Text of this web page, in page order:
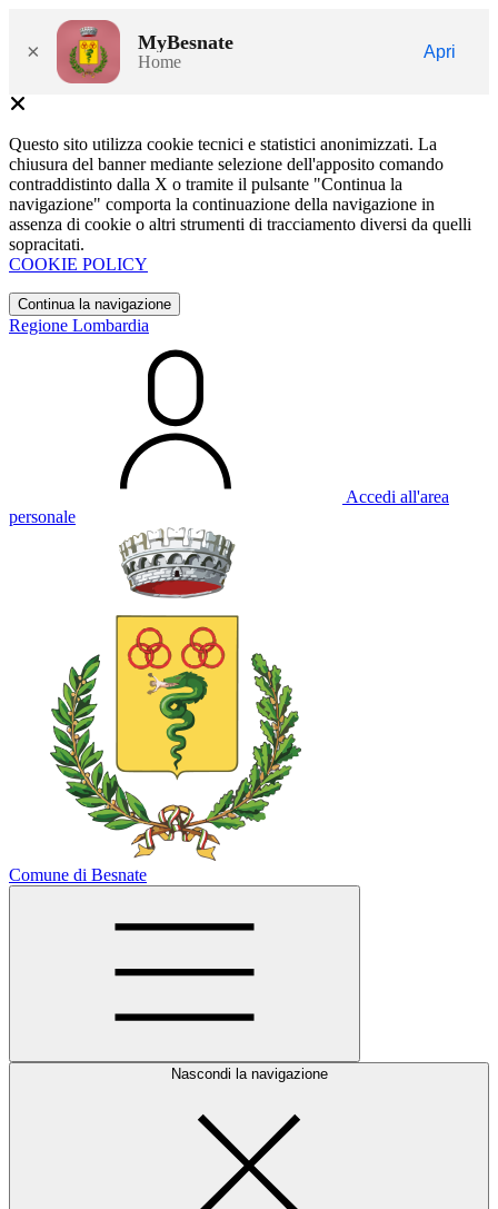
× MyBesnate
Home
Apri
Questo sito utilizza cookie tecnici e statistici anonimizzati. La
chiusura del banner mediante selezione dell'apposito comando
contraddistinto dalla X o tramite il pulsante "Continua la
navigazione" comporta la continuazione della navigazione in
assenza di cookie o altri strumenti di tracciamento diversi da quelli
sopracitati.
COOKIE POLICY
Continua la navigazione
Regione Lombardia
Accedi all'area
personale
Comune di Besnate
Nascondi la navigazione